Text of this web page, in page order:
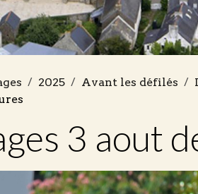
2025 Avant les défilés
3 aout